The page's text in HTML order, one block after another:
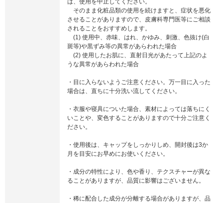
そのまま化粧品類の使用を続けますと、症状を悪化
させることがありますので、皮膚科専門医等にご相談
されることをおすすめします。
(1) 使用中、赤味、はれ、かゆみ、刺激、色抜け(白
斑等)や黒ずみ等の異常があらわれた場合
(2) 使用したお肌に、直射日光があたって上記のよ
うな異常があらわれた場合
・目に入らないようご注意ください。万一目に入った
場合は、直ちに十分洗い流してください。
・衣服や寝具についた場合、素材によっては落ちにく
いことや、変色することがありますので十分ご注意く
ださい。
・使用後は、キャップをしっかりしめ、開封後は3か
月を目安にお早めにお使いください。
・成分の特性により、色や香り、テクスチャーが異な
ることがありますが、品質に影響はございません。
・稀に配合した成分が分離する場合がありますが、品